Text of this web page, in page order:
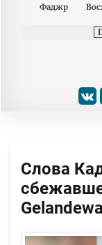
Фаджр
Слова